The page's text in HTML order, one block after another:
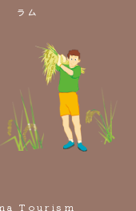
ラム
Tourism